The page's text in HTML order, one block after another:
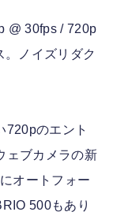
@ 30fps / 720p
ノイズリダク
720pのエント
ェブカメラの新
オートフォー
500もあり